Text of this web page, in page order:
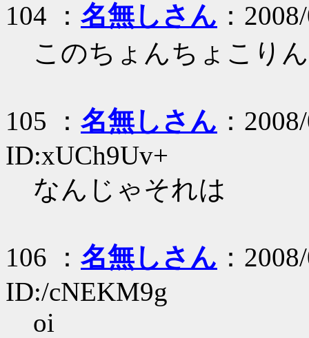
104 ： 名無しさん ：
このちょんちょこり
105 ： 名無しさん ：
ID:xUCh9Uv+
なんじゃそれは
106 ： 名無しさん ：
ID:/cNEKM9g
oi